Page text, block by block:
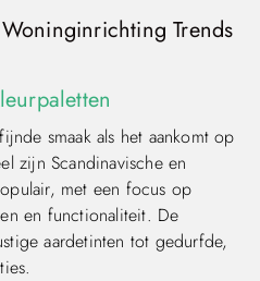
Trends
smaak als het aankomt op
zijn Scandinavische en
met een focus op
en functionaliteit. De
aardetinten tot gedurfde,